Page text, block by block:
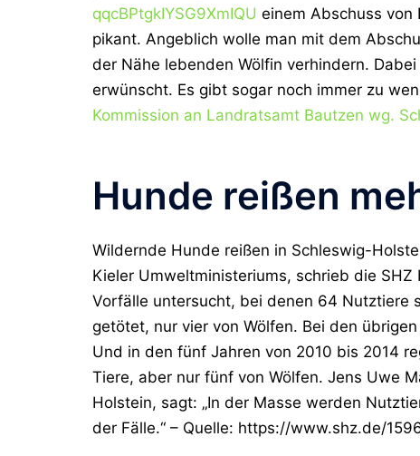
qqcBPtgkIYSG9XmIQU einem Abschuss von
pikant. Angeblich wolle man mit dem
der Nähe lebenden Wölfin verhindern.
erwünscht. Es gibt sogar noch immer zu
Kommission an Landratsamt Bautzen wg.
Hunde reißen
Wildernde Hunde reißen in Schleswig-
Kieler Umweltministeriums, schrieb die
Vorfälle untersucht, bei denen 64 Nutztiere
getötet, nur vier von Wölfen. Bei den
Und in den fünf Jahren von 2010 bis 2014
Tiere, aber nur fünf von Wölfen. Jens Uwe
Holstein, sagt: „In der Masse werden
der Fälle.“ – Quelle: https://www.shz.de/